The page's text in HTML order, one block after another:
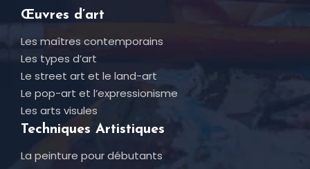
Œuvres d’art
Les maîtres contemporains
Les types d’art
Le street art et le land-art
Le pop-art et l’expressionisme
Les arts visules
Techniques Artistiques
La peinture pour débutants